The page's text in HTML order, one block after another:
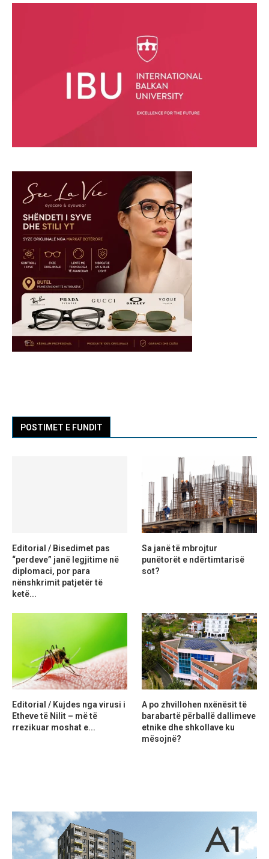
POSTIMET E FUNDIT
Editorial / Bisedimet pas
“perdeve” janë legjitime në
diplomaci, por para
nënshkrimit patjetër të
ketë...
Sa janë të mbrojtur
punëtorët e ndërtimtarisë
sot?
Editorial / Kujdes nga virusi i
Etheve të Nilit – më të
rrezikuar moshat e...
A po zhvillohen nxënësit të
barabartë përballë dallimeve
etnike dhe shkollave ku
mësojnë?